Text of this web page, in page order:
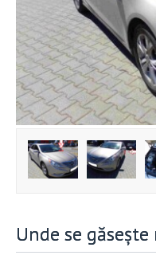
Unde se găsește